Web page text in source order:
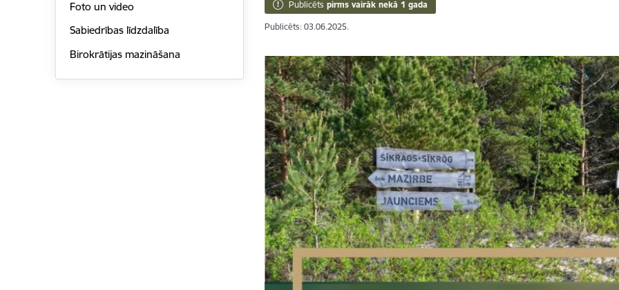
Foto un video
Sabiedrības līdzdalība
Birokrātijas mazināšana
Publicēts pirms vairāk nekā 1 gada
Publicēts: 03.06.2025.